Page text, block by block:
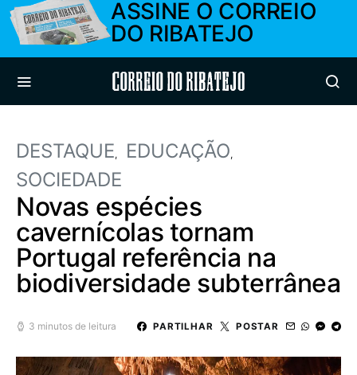
ASSINE O CORREIO
DO RIBATEJO
Correio do Ribatejo
DESTAQUE EDUCAÇÃO
SOCIEDADE
Novas espécies
cavernícolas tornam
Portugal referência na
biodiversidade subterrânea
3 minutos de leitura PARTILHAR POSTAR